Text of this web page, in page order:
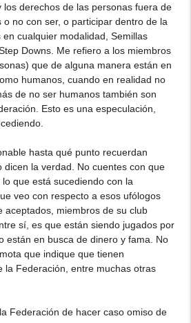
los derechos de las personas fuera de
o no con ser, o participar dentro de la
cualquier modalidad, Semillas
Downs. Me refiero a los miembros
que de alguna manera están en
humanos, cuando en realidad no
de no ser humanos también son
Esto es una especulación,
hasta qué punto recuerdan
dicen la verdad. No cuentes con que
que está sucediendo con la
veo con respecto a esos ufólogos
aceptados, miembros de su club
sí, es que están siendo jugados por
están en busca de dinero y fama. No
que indique que tienen
la Federación, entre muchas otras
Federación de hacer caso omiso de